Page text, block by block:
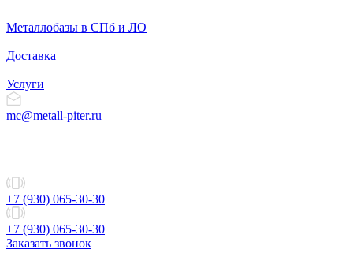
Металлобазы в СПб и ЛО
Доставка
Услуги
mc@metall-piter.ru
+7 (930) 065-30-30
+7 (930) 065-30-30
Заказать звонок